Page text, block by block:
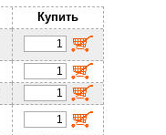
Купить